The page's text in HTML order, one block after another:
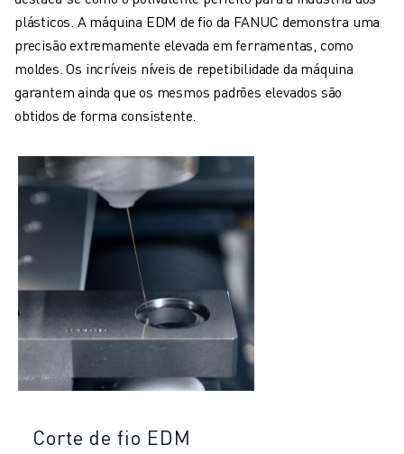
plásticos. A máquina EDM de fio da FANUC demonstra uma
precisão extremamente elevada em ferramentas, como
moldes. Os incríveis níveis de repetibilidade da máquina
garantem ainda que os mesmos padrões elevados são
obtidos de forma consistente.
Corte de fio EDM